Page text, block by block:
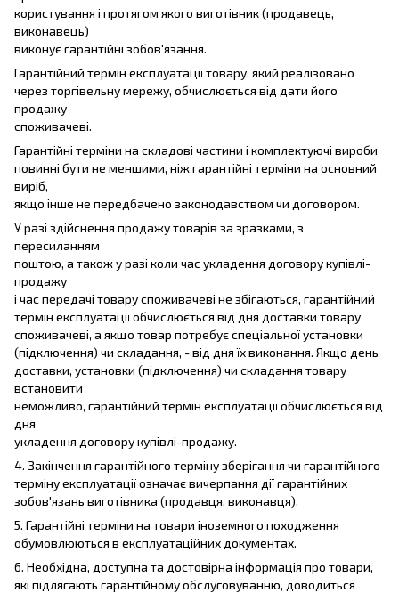
користування і протягом якого виготівник (продавець,
виконавець)
виконує гарантійні зобов'язання.
Гарантійний термін експлуатації товару, який реалізовано
через торгівельну мережу, обчислюється від дати його
продажу
споживачеві.
Гарантійні терміни на складові частини і комплектуючі вироби
повинні бути не меншими, ніж гарантійні терміни на основний
виріб,
якщо інше не передбачено законодавством чи договором.
У разі здійснення продажу товарів за зразками, з
пересиланням
поштою, а також у разі коли час укладення договору купівлі-
продажу
і час передачі товару споживачеві не збігаються, гарантійний
термін експлуатації обчислюється від дня доставки товару
споживачеві, а якщо товар потребує спеціальної установки
(підключення) чи складання, - від дня їх виконання. Якщо день
доставки, установки (підключення) чи складання товару
встановити
неможливо, гарантійний термін експлуатації обчислюється від
дня
укладення договору купівлі-продажу.
4. Закінчення гарантійного терміну зберігання чи гарантійного
терміну експлуатації означає вичерпання дії гарантійних
зобов'язань виготівника (продавця, виконавця).
5. Гарантійні терміни на товари іноземного походження
обумовлюються в експлуатаційних документах.
6. Необхідна, доступна та достовірна інформація про товари,
які підлягають гарантійному обслуговуванню, доводиться